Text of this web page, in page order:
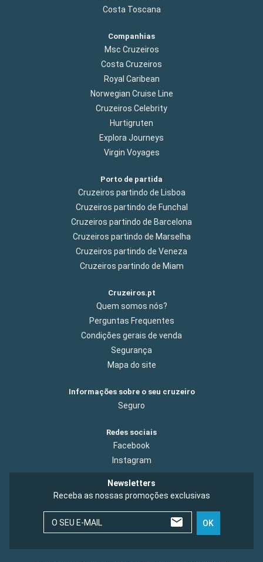
Costa Toscana
Companhias
Msc Cruzeiros
Costa Cruzeiros
Royal Caribean
Norwegian Cruise Line
Cruzeiros Celebrity
Hurtigruten
Explora Journeys
Virgin Voyages
Porto de partida
Cruzeiros partindo de Lisboa
Cruzeiros partindo de Funchal
Cruzeiros partindo de Barcelona
Cruzeiros partindo de Marselha
Cruzeiros partindo de Veneza
Cruzeiros partindo de Miam
Cruzeiros.pt
Quem somos nós?
Perguntas Frequentes
Condições gerais de venda
Segurança
Mapa do site
Informações sobre o seu cruzeiro
Seguro
Redes sociais
Facebook
Instagram
Newsletters
Receba as nossas promoções exclusivas
O SEU E-MAIL OK